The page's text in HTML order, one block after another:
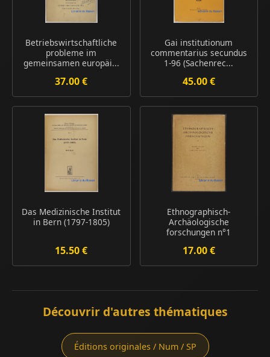
Betriebswirtschaftliche
probleme im
gemeinsamen europäi...
37.00 €
Gai institutionum
commentarius secundus
1-96 (Sachenrec...
45.00 €
Das Medizinische Institut
in Bern (1797-1805)
15.50 €
Ethnographisch-
Archäologische
forschungen n°1
17.00 €
Découvrir d'autres thématiques
Éditions originales / Num / SP